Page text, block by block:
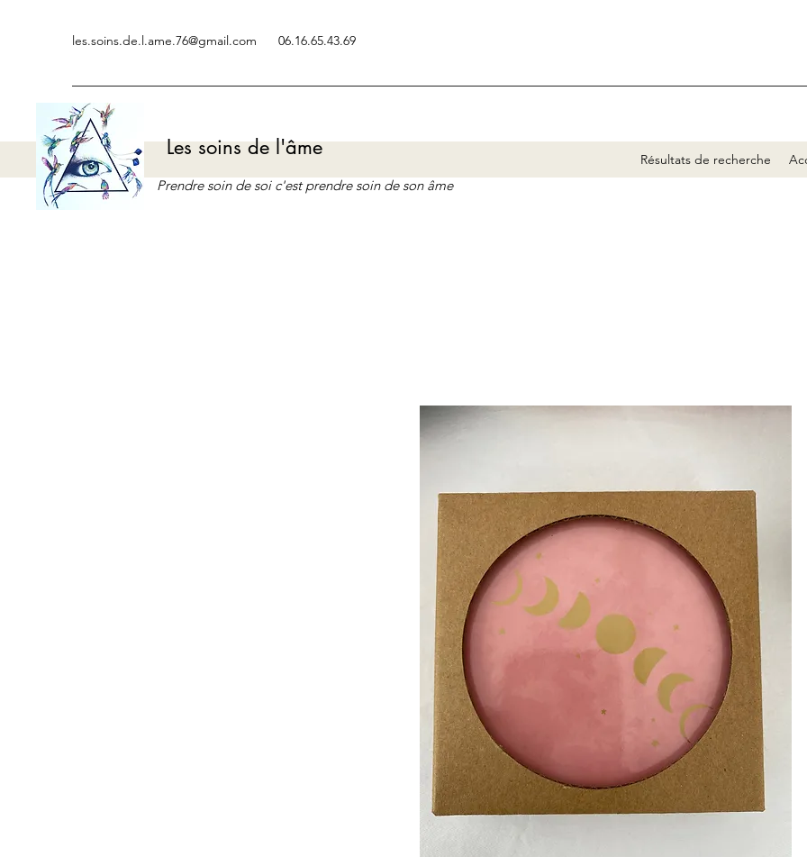
les.soins.de.l.ame.76@gmail.com 06.16.65.43.69
Les soins de l'âme Résultats de recherche
Prendre soin de soi c'est prendre soin de son âme